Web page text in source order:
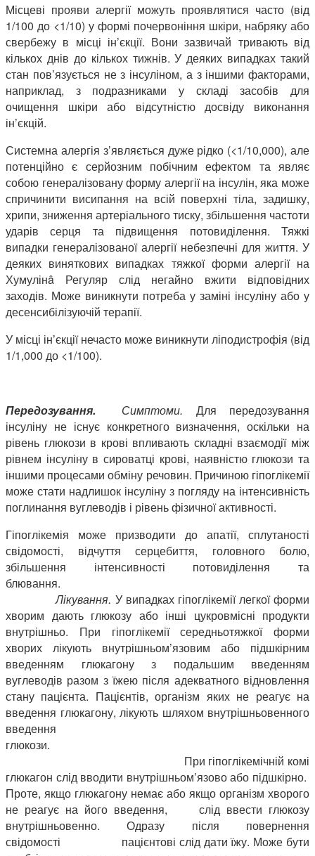
Місцеві прояви алергії можуть проявлятися часто (від
1/100 до <1/10) у формі почервоніння шкіри, набряку або
свербежу в місці ін’єкції. Вони зазвичай тривають від
кількох днів до кількох тижнів. У деяких випадках такий
стан пов’язується не з інсуліном, а з іншими факторами,
наприклад, з подразниками у складі засобів для
очищення шкіри або відсутністю досвіду виконання
ін’єкцій.
Системна алергія з’являється дуже рідко (<1/10,000), але
потенційно є серйозним побічним ефектом та являє
собою генералізовану форму алергії на інсулін, яка може
спричинити висипання на всій поверхні тіла, задишку,
хрипи, зниження артеріального тиску, збільшення частоти
ударів серця та підвищення потовиділення. Тяжкі
випадки генералізованої алергії небезпечні для життя. У
деяких виняткових випадках тяжкої форми алергії на
Хумулінâ Регуляр слід негайно вжити відповідних
заходів. Може виникнути потреба у заміні інсуліну або у
десенсибілізуючій терапії.
У місці ін’єкції нечасто може виникнути ліподистрофія (від
1/1,000 до <1/100).
Передозування. Симптоми. Для передозування
інсуліну не існує конкретного визначення, оскільки на
рівень глюкози в крові впливають складні взаємодії між
рівнем інсуліну в сироватці крові, наявністю глюкози та
іншими процесами обміну речовин. Причиною гіпоглікемії
може стати надлишок інсуліну з погляду на інтенсивність
поглинання вуглеводів і рівень фізичної активності.
Гіпоглікемія може призводити до апатії, сплутаності
свідомості, відчуття серцебиття, головного болю,
збільшення інтенсивності потовиділення та
Лікування. У випадках гіпоглікемії легкої форми
хворим дають глюкозу або інші цукровмісні продукти
внутрішньо. При гіпоглікемії середньотяжкої форми
хворих лікують внутрішньом’язовим або підшкірним
введенням глюкагону з подальшим введенням
вуглеводів разом з їжею після адекватного відновлення
стану пацієнта. Пацієнтів, організм яких не реагує на
введення глюкагону, лікують шляхом внутрішньовенного
введення
глюкози.
При гіпоглікемічній комі
глюкагон слід вводити внутрішньом’язово або підшкірно.
Проте, якщо глюкагону немає або якщо організм хворого
не реагує на його введення, слід ввести глюкозу
внутрішньовенно. Одразу після повернення
свідомості пацієнтові слід дати їжу. Може бути